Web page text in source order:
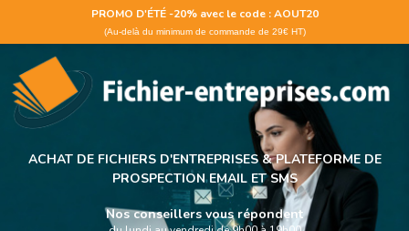
Panneau de gestion des cookies
PROMO D'ÉTÉ -20% avec le code : AOUT20
(Au-delà du minimum de commande de 29€ HT)
ACHAT DE FICHIERS D'ENTREPRISES &PLATEFORME DE
PROSPECTION EMAIL ET SMS
Nos conseillers vous répondent